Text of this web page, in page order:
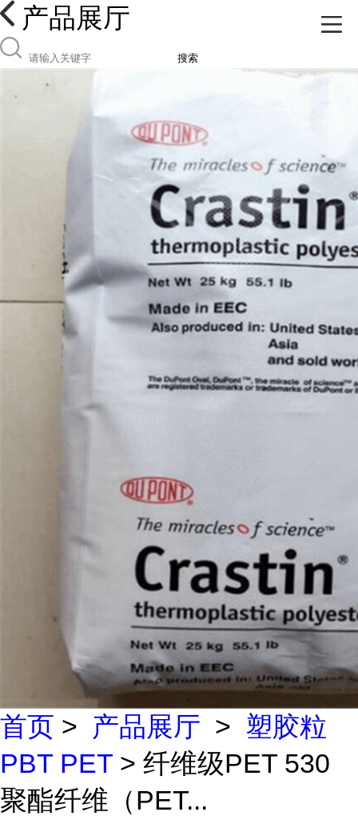
产品展厅
搜索
首页 > 产品展厅 > 塑胶粒
PBT PET > 纤维级PET 530
聚酯纤维（PET...